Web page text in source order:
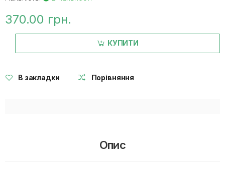
370.00 грн.
КУПИТИ
В закладки Порівняння
Опис